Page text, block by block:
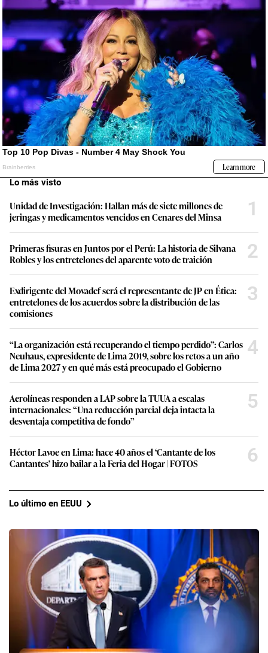
Lo más visto
Unidad de Investigación: Hallan más de siete millones de
jeringas y medicamentos vencidos en Cenares del Minsa
1
Primeras fisuras en Juntos por el Perú: La historia de Silvana
Robles y los entretelones del aparente voto de traición
2
Exdirigente del Movadef será el representante de JP en Ética:
entretelones de los acuerdos sobre la distribución de las
comisiones
3
“La organización está recuperando el tiempo perdido”: Carlos
Neuhaus, expresidente de Lima 2019, sobre los retos a un año
de Lima 2027 y en qué más está preocupado el Gobierno
4
Aerolíneas responden a LAP sobre la TUUA a escalas
internacionales: “Una reducción parcial deja intacta la
desventaja competitiva de fondo”
5
Héctor Lavoe en Lima: hace 40 años el ‘Cantante de los
Cantantes’ hizo bailar a la Feria del Hogar | FOTOS
6
Lo último en EEUU